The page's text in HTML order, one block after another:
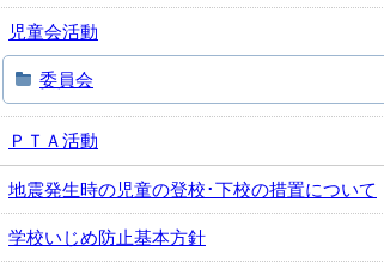
児童会活動
委員会
ＰＴＡ活動
地震発生時の児童の登校･下校の措置について
学校いじめ防止基本方針